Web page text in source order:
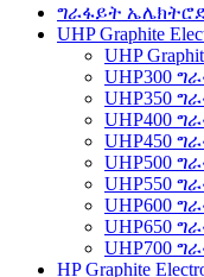
ግራፋይት
UHP Graphite
UHP
UHP300
UHP350
UHP400
UHP450
UHP500
UHP550
UHP600
UHP650
UHP700
HP Graphite